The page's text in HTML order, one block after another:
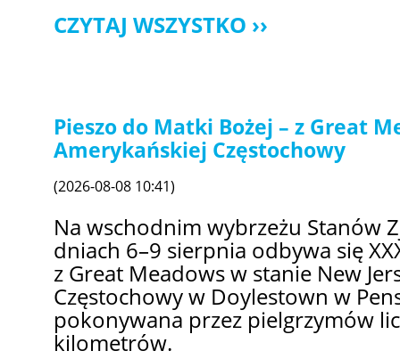
CZYTAJ WSZYSTKO
Pieszo do Matki Bożej – z Great
Amerykańskiej Częstochowy
(2026-08-08 10:41)
Na wschodnim wybrzeżu Stanów
dniach 6–9 sierpnia odbywa się
z Great Meadows w stanie New
Częstochowy w Doylestown w
pokonywana przez pielgrzymów
kilometrów.